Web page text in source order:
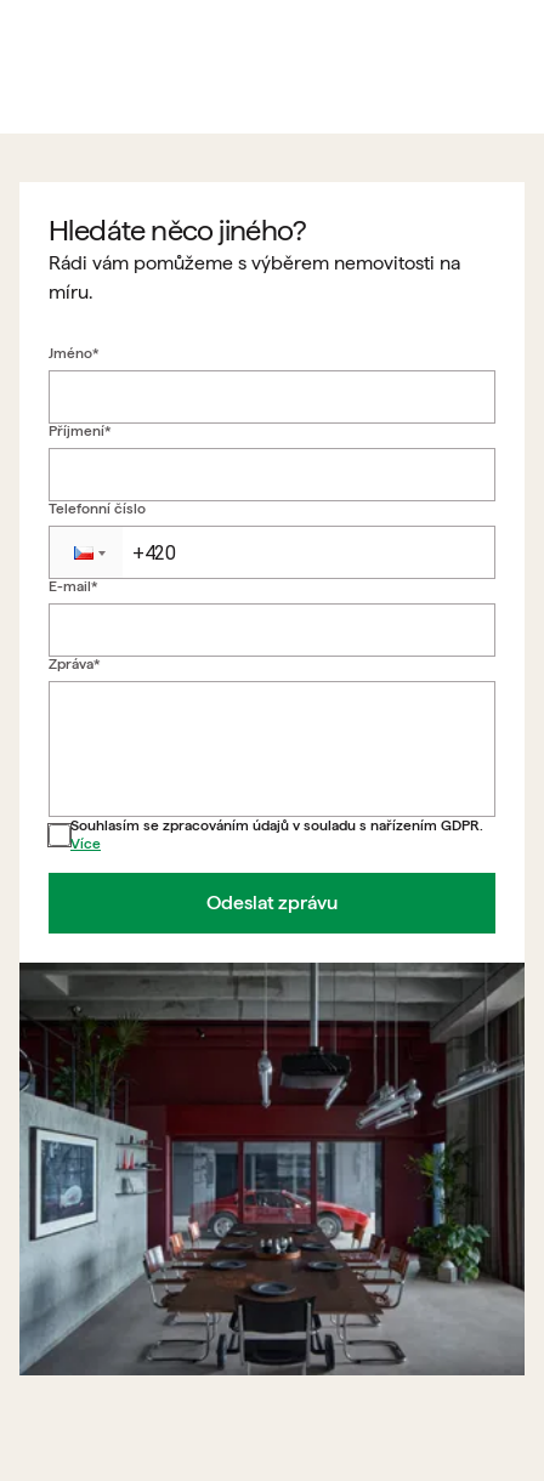
Hledáte něco jiného?
Rádi vám pomůžeme s výběrem nemovitosti na
míru.
Zpět na formulář
Jméno*
Příjmení*
Telefonní číslo
E-mail*
Zpráva*
Souhlasím se zpracováním údajů v souladu s nařízením GDPR.
Více
Odeslat zprávu